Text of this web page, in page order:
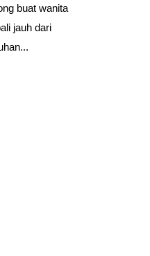
buat wanita
jauh dari